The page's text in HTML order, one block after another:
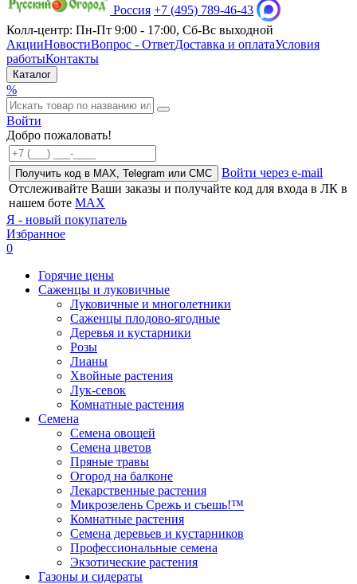
Россия +7 (495) 789-46-43
Колл-центр: Пн-Пт 9:00 - 17:00, Сб-Вс выходной
АкцииНовостиВопрос - ОтветДоставка и оплатаУсловия
работыКонтакты
Каталог
%
Войти
Добро пожаловать!
Получить код в MAX, Telegram или СМС
Войти через e-mail
Отслеживайте Ваши заказы и получайте код для входа в ЛК в
нашем боте MAX
Я - новый покупатель
Избранное
0
Горячие цены
Саженцы и луковичные
Луковичные и многолетники
Саженцы плодово-ягодные
Деревья и кустарники
Розы
Лианы
Хвойные растения
Лук-севок
Комнатные растения
Семена
Семена овощей
Семена цветов
Пряные травы
Огород на балконе
Лекарственные растения
Микрозелень Срежь и съешь!™
Комнатные растения
Семена деревьев и кустарников
Профессиональные семена
Экзотические растения
Газоны и сидераты